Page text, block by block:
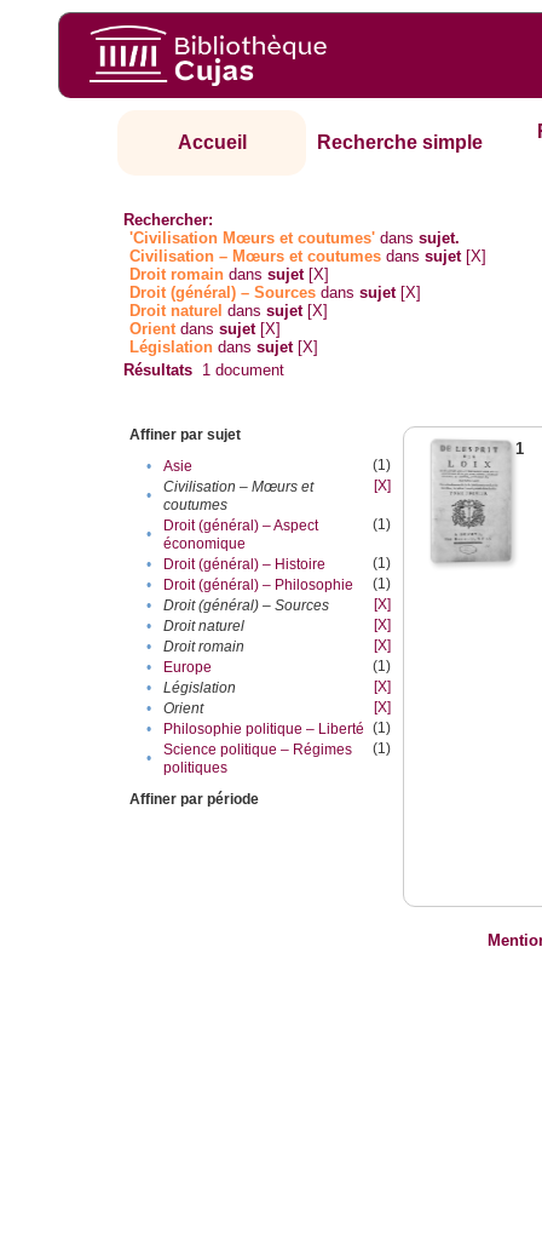
Accueil Recherche simple
Rechercher:
'Civilisation Mœurs et coutumes' danssujet.
Civilisation – Mœurs et coutumes danssujet [X]
Droit romain danssujet [X]
Droit (général) – Sources danssujet [X]
Droit naturel danssujet [X]
Orientdanssujet [X]
Législation danssujet [X]
Résultats 1 document
Affiner par sujet
•
Asie
(1)
•
Civilisation – Mœurs et
coutumes
[X]
•
Droit (général) – Aspect
économique
(1)
• Droit (général) – Histoire
(1)
•
Droit (général) – Philosophie
(1)
•
Droit (général) – Sources
[X]
•
Droit naturel
[X]
•
Droit romain
[X]
•
Europe
(1)
•
Législation
[X]
•
Orient
[X]
•
Philosophie politique – Liberté (1)
•
Science politique – Régimes
politiques
(1)
Affiner par période
1